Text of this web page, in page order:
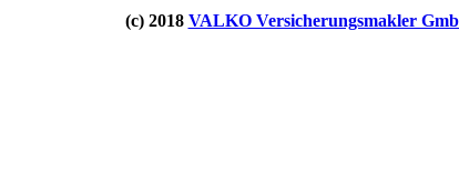
(c) 2018 VALKO Versicherungsmakler